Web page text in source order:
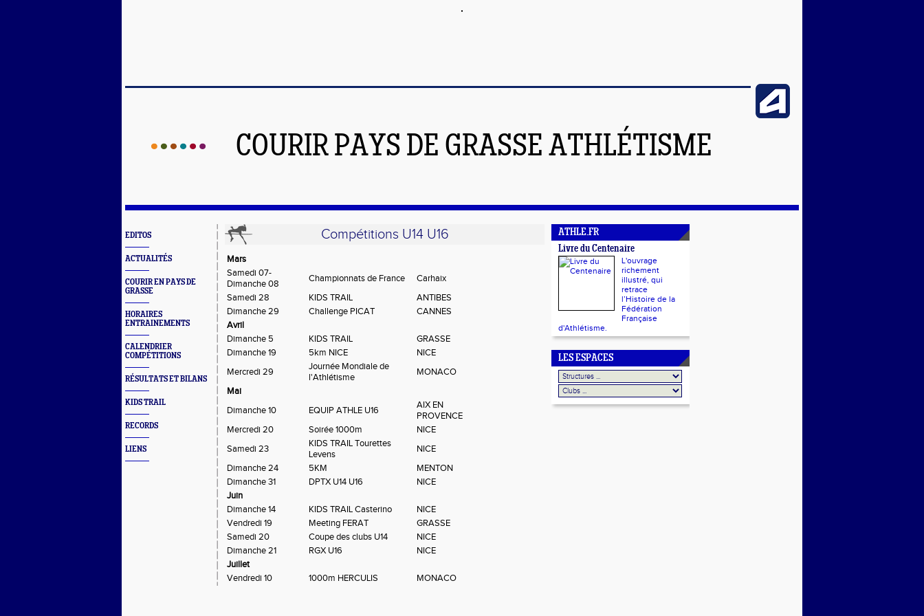
COURIR PAYS DE GRASSE ATHLÉTISME
EDITOS
ACTUALITÉS
COURIR EN PAYS DE
GRASSE
HORAIRES
ENTRAINEMENTS
CALENDRIER
COMPÉTITIONS
RÉSULTATS ET BILANS
KIDS TRAIL
RECORDS
LIENS
Compétitions U14 U16
Mars
Samedi 07-
Dimanche 08
Championnats de France
Carhaix
Samedi 28
KIDS TRAIL
ANTIBES
Dimanche 29
Challenge PICAT
CANNES
Avril
Dimanche 5
KIDS TRAIL
GRASSE
Dimanche 19
5km NICE
NICE
Mercredi 29
Journée Mondiale de
l'Athlétisme
MONACO
Mai
Dimanche 10
EQUIP ATHLE U16
AIX EN
PROVENCE
Mercredi 20
Soirée 1000m
NICE
Samedi 23
KIDS TRAIL Tourettes
Levens
NICE
Dimanche 24
5KM
MENTON
Dimanche 31
DPTX U14 U16
NICE
Juin
Dimanche 14
KIDS TRAIL Casterino
NICE
Vendredi 19
Meeting FERAT
GRASSE
Samedi 20
Coupe des clubs U14
NICE
Dimanche 21
RGX U16
NICE
Juillet
Vendredi 10
1000m HERCULIS MONACO
ATHLE.FR
Livre du Centenaire
L'ouvrage
richement
illustré, qui
retrace
l’Histoire de la
Fédération
Française
d'Athlétisme.
LES ESPACES